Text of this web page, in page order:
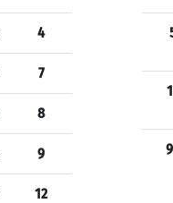
4
7
8
9
12